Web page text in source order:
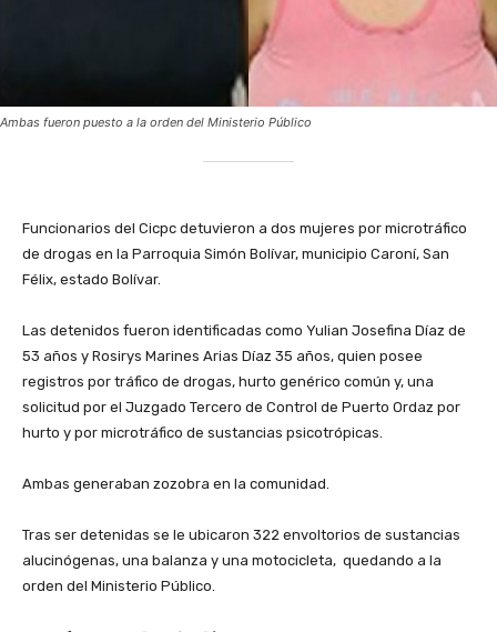
Ambas fueron puesto a la orden del Ministerio Público
‎Funcionarios del Cicpc detuvieron a dos mujeres por microtráfico
de drogas en la Parroquia Simón Bolívar, municipio Caroní, San
Félix, estado Bolívar.
‎Las detenidos fueron identificadas como Yulian Josefina Díaz de
53 años y Rosirys Marines Arias Díaz 35 años, quien posee
registros por tráfico de drogas, hurto genérico común y, una
solicitud por el Juzgado Tercero de Control de Puerto Ordaz por
hurto y por microtráfico de sustancias psicotrópicas.
‎Ambas generaban zozobra en la comunidad.
‎Tras ser detenidas se le ubicaron 322 envoltorios de sustancias
alucinógenas, una balanza y una motocicleta, quedando a la
orden del Ministerio Público.